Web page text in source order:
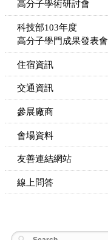
高分子學術研討會
科技部103年度
高分子學門成果發表會
住宿資訊
交通資訊
參展廠商
會場資料
友善連結網站
線上問答